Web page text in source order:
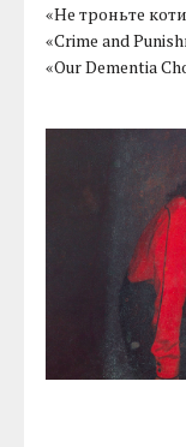
«Не троньте
«Crime and
«Our Dementia